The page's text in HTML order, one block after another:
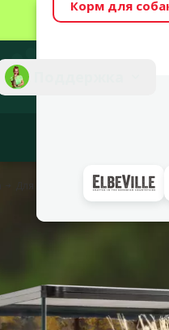
Весь
Корм для
Террариумы